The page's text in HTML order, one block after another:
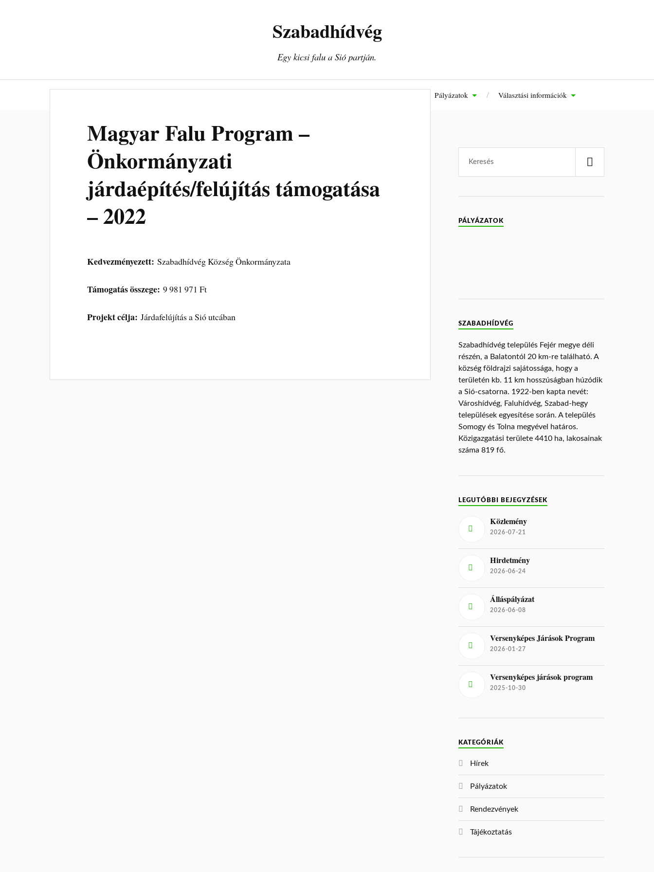
Szabadhídvég
Egy kicsi falu a Sió partján.
Pályázatok Választási információk
Magyar Falu Program –
Önkormányzati
járdaépítés/felújítás támogatása
– 2022
Kedvezményezett: Szabadhídvég Község Önkormányzata
Támogatás összege: 9 981 971 Ft
Projekt célja: Járdafelújítás a Sió utcában
PÁLYÁZATOK
SZABADHÍDVÉG
Szabadhídvég település Fejér megye déli
részén, a Balatontól 20 km-re található. A
község földrajzi sajátossága, hogy a
területén kb. 11 km hosszúságban húzódik
a Sió-csatorna. 1922-ben kapta nevét:
Városhídvég, Faluhídvég, Szabad-hegy
települések egyesítése során. A település
Somogy és Tolna megyével határos.
Közigazgatási területe 4410 ha, lakosainak
száma 819 fő.
LEGUTÓBBI BEJEGYZÉSEK
Közlemény
2026-07-21
Hirdetmény
2026-06-24
Álláspályázat
2026-06-08
Versenyképes Járások Program
2026-01-27
Versenyképes járások program
2025-10-30
KATEGÓRIÁK
Hírek
Pályázatok
Rendezvények
Tájékoztatás